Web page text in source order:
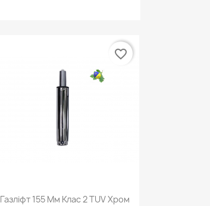
Швидкий перегляд
Газліфт 155 Мм Клас 2 TUV Хром
favorite_border